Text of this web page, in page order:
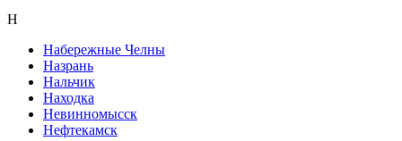
Н
Набережные Челны
Назрань
Нальчик
Находка
Невинномысск
Нефтекамск